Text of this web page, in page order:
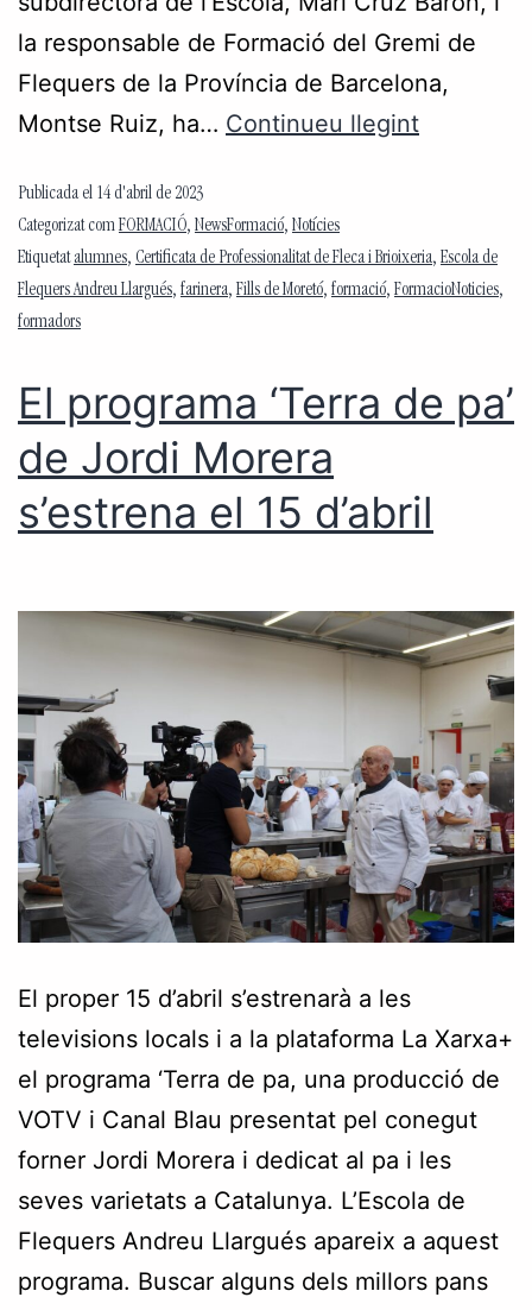
la responsable de Formació del Gremi de
Flequers de la Província de Barcelona,
Montse Ruiz, ha… Continueu llegint
Publicada el 14 d'abril de 2023
Categorizat comFORMACIÓ, NewsFormació, Notícies
Etiquetatalumnes, Certificata de Professionalitat de Fleca i Brioixeria, Escola de
Flequers Andreu Llargués, farinera, Fills de Moretó, formació, FormacioNoticies,
formadors
El programa ‘Terra de pa’
de Jordi Morera
s’estrena el 15 d’abril
El proper 15 d’abril s’estrenarà a les
televisions locals i a la plataforma La Xarxa+
el programa ‘Terra de pa, una producció de
VOTV i Canal Blau presentat pel conegut
forner Jordi Morera i dedicat al pa i les
seves varietats a Catalunya. L’Escola de
Flequers Andreu Llargués apareix a aquest
programa. Buscar alguns dels millors pans